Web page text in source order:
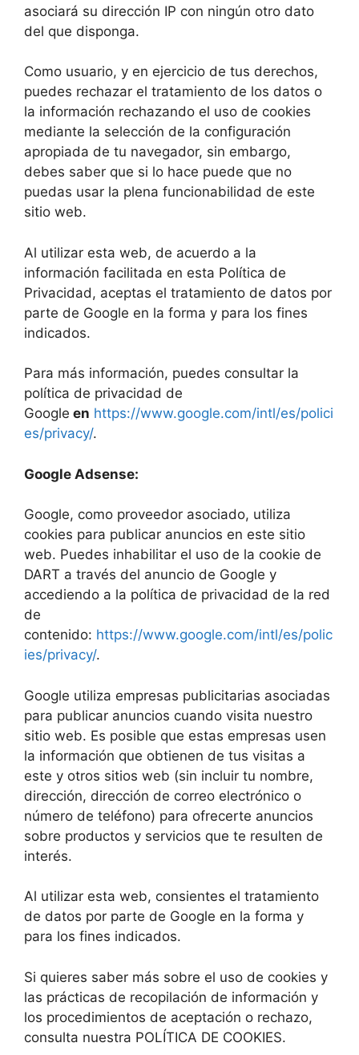
asociará su dirección IP con ningún otro dato
del que disponga.
Como usuario, y en ejercicio de tus derechos,
puedes rechazar el tratamiento de los datos o
la información rechazando el uso de cookies
mediante la selección de la configuración
apropiada de tu navegador, sin embargo,
debes saber que si lo hace puede que no
puedas usar la plena funcionabilidad de este
sitio web.
Al utilizar esta web, de acuerdo a la
información facilitada en esta Política de
Privacidad, aceptas el tratamiento de datos por
parte de Google en la forma y para los fines
indicados.
Para más información, puedes consultar la
política de privacidad de
Google en https://www.google.com/intl/es/polici
es/privacy/.
Google Adsense:
Google, como proveedor asociado, utiliza
cookies para publicar anuncios en este sitio
web. Puedes inhabilitar el uso de la cookie de
DART a través del anuncio de Google y
accediendo a la política de privacidad de la red
de
contenido: https://www.google.com/intl/es/polic
ies/privacy/.
Google utiliza empresas publicitarias asociadas
para publicar anuncios cuando visita nuestro
sitio web. Es posible que estas empresas usen
la información que obtienen de tus visitas a
este y otros sitios web (sin incluir tu nombre,
dirección, dirección de correo electrónico o
número de teléfono) para ofrecerte anuncios
sobre productos y servicios que te resulten de
interés.
Al utilizar esta web, consientes el tratamiento
de datos por parte de Google en la forma y
para los fines indicados.
Si quieres saber más sobre el uso de cookies y
las prácticas de recopilación de información y
los procedimientos de aceptación o rechazo,
consulta nuestra POLÍTICA DE COOKIES.